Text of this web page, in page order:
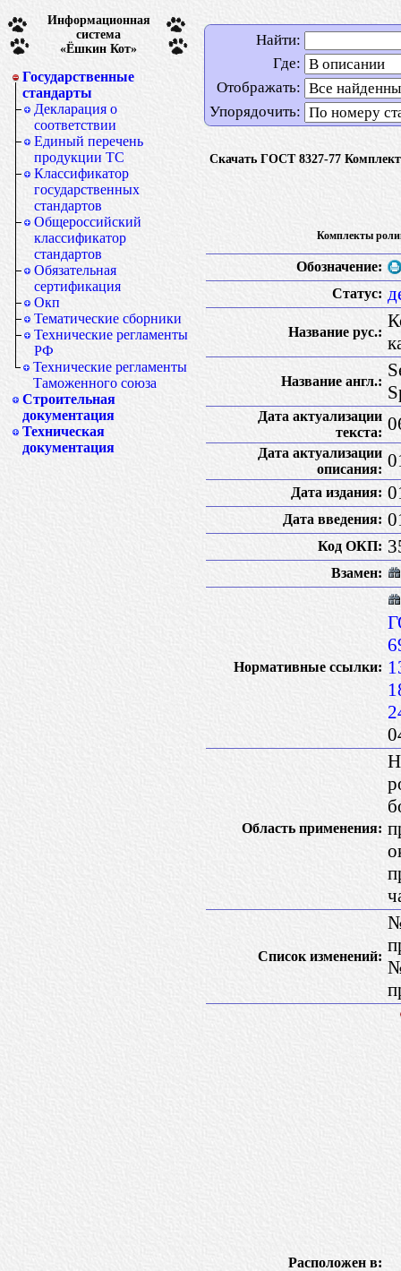
Информационная
система
«Ёшкин Кот»
Государственные
стандарты
Декларация о
соответствии
Единый перечень
продукции ТС
Классификатор
государственных
стандартов
Общероссийский
классификатор
стандартов
Обязательная
сертификация
Окп
Тематические сборники
Технические регламенты
РФ
Технические регламенты
Таможенного союза
Строительная
документация
Техническая
документация
Найти:
Где:
Отображать:
Упорядочить:
Скачать ГОСТ 8327-77
Комплекты
Обозначение:
Статус:
Название рус.:
Название англ.:
Дата актуализации
текста:
Дата актуализации
описания:
Дата издания:
Дата введения:
Код ОКП:
Взамен:
Нормативные ссылки:
Область применения:
Список изменений:
Расположен в: